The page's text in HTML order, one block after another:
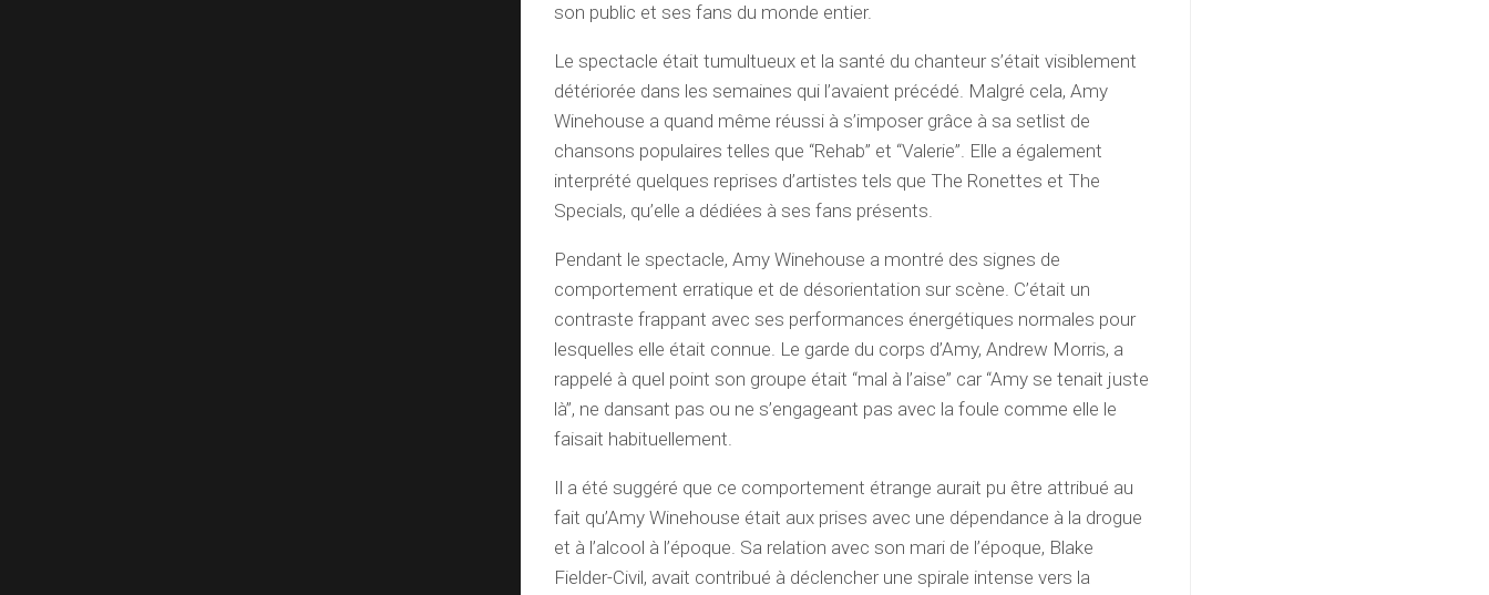
son public et ses fans du monde entier.
Le spectacle était tumultueux et la santé du chanteur s’était visiblement
détériorée dans les semaines qui l’avaient précédé. Malgré cela, Amy
Winehouse a quand même réussi à s’imposer grâce à sa setlist de
chansons populaires telles que “Rehab” et “Valerie”. Elle a également
interprété quelques reprises d’artistes tels que The Ronettes et The
Specials, qu’elle a dédiées à ses fans présents.
Pendant le spectacle, Amy Winehouse a montré des signes de
comportement erratique et de désorientation sur scène. C’était un
contraste frappant avec ses performances énergétiques normales pour
lesquelles elle était connue. Le garde du corps d’Amy, Andrew Morris, a
rappelé à quel point son groupe était “mal à l’aise” car “Amy se tenait juste
là”, ne dansant pas ou ne s’engageant pas avec la foule comme elle le
faisait habituellement.
Il a été suggéré que ce comportement étrange aurait pu être attribué au
fait qu’Amy Winehouse était aux prises avec une dépendance à la drogue
et à l’alcool à l’époque. Sa relation avec son mari de l’époque, Blake
Fielder-Civil, avait contribué à déclencher une spirale intense vers la